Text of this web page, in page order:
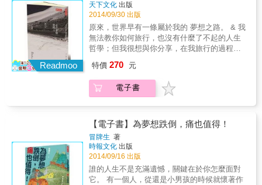
Readmoo
天下文化 出版
2014/09/30 出版
原來，世界早有一條屬於我的 夢想之路。 & 我
無法教你如何旅行，也沒有什麼了不起的人生
哲學；但我很想與你分享，在我旅行的過程
生之中留下痕跡的，往往就是這些看似瑣碎而
不起眼的細節。 剛在電視圈受到注意的初期，
一次返鄉與家人相聚，父親送我到車站。 臨行
自己要什麼，但你要知道，你不要什麼。」 停
了一下，他又叮嚀一句：「謹言慎行。」 我在
暮色四合中，凝視父親轉身離去的背影。十多
年後，再聽到這句話，意思完全不一樣。我可
能沒有走在他期待的路上，慶幸的是，我始終
記得他的教誨。 年輕博學的謝哲青總給人一種
特價 270 元
電子書
【電子書】為夢想跌倒，痛也值得！
冒牌生 著
時報文化 出版
2014/09/16 出版
誰的人生不是充滿遺憾，關鍵在於你怎麼面對
它。 有一個人，從還是小男孩的時候就懷著作